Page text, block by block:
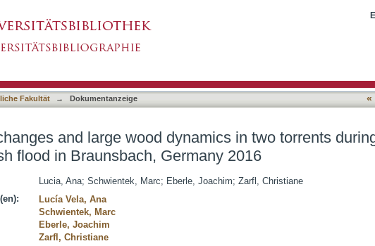
Fakultät → Dokumentanzeige «
and large wood dynamics in two torrents
flood in Braunsbach, Germany 2016
Lucia, Ana; Schwientek, Marc; Eberle, Joachim; Zarfl, Christiane
Lucía Vela, Ana
Schwientek, Marc
Eberle, Joachim
Zarfl, Christiane